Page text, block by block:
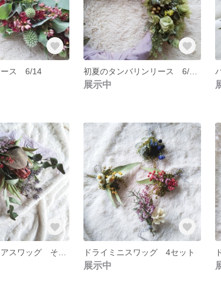
ース 6/14 初夏のタンバリンリース 6/2製作
展示中
ドライミニスワッグ 4セット
展示中